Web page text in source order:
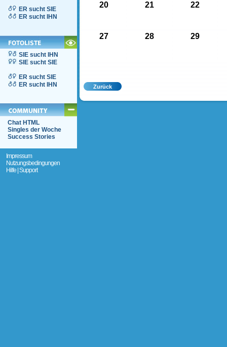
ER sucht SIE
ER sucht IHN
SIE sucht IHN
SIE sucht SIE
ER sucht SIE
ER sucht IHN
Chat HTML
Singles der Woche
Success Stories
Impressum
Nutzungsbedingungen
Hilfe | Support
20 21 22
27 28 29